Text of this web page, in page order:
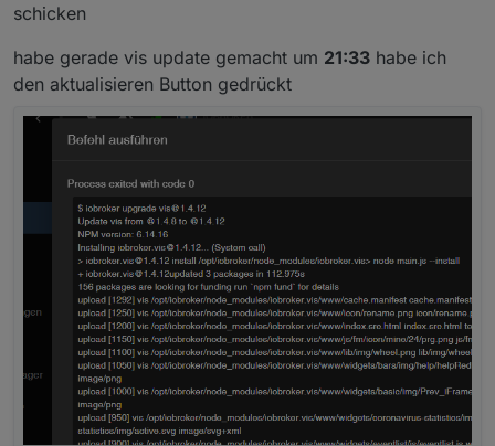
schicken
habe gerade vis update gemacht um 21:33 habe ich
den aktualisieren Button gedrückt